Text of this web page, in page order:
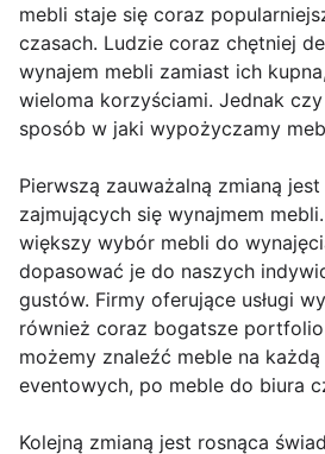
mebli staje się coraz
czasach. Ludzie coraz chętniej
wynajem mebli zamiast ich
wieloma korzyściami. Jednak
sposób w jaki wypożyczamy
Pierwszą zauważalną zmianą
zajmujących się wynajmem
większy wybór mebli do
dopasować je do naszych
gustów. Firmy oferujące usługi
również coraz bogatsze
możemy znaleźć meble na
eventowych, po meble do biura
Kolejną zmianą jest rosnąca